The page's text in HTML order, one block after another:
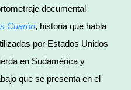
documental
Cuarón, historia que habla
por Estados Unidos
en Sudamérica y
que se presenta en el